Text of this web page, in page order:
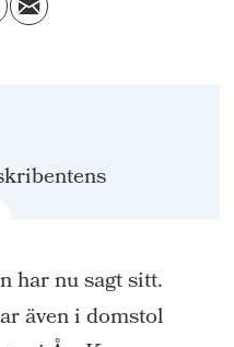
har nu sagt sitt.
även i domstol